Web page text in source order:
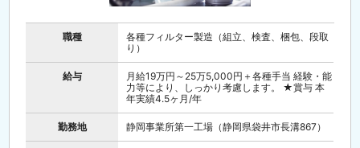
職種
各種フィルター製造（組立、検査、梱包、段取
り）
給与
月給19万円～25万5,000円＋各種手当 経験・能
力等により、しっかり考慮します。 ★賞与 本
年実績4.5ヶ月/年
勤務地 静岡事業所第一工場（静岡県袋井市長溝867）